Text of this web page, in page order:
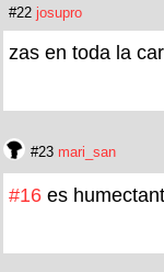
#22 josupro
zas en toda la
#23 mari_san
#16 es